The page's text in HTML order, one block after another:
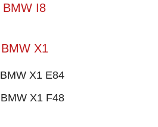
BMW I8
BMW X1
BMW X1 E84
BMW X1 F48